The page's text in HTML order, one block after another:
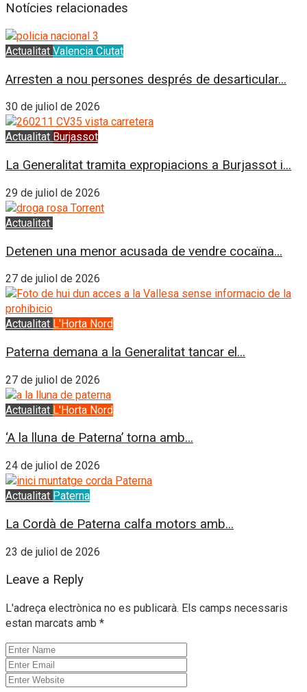
Notícies relacionades
Actualitat Valencia Ciutat
Arresten a nou persones després de desarticular...
30 de juliol de 2026
Actualitat Burjassot
La Generalitat tramita expropiacions a Burjassot i...
29 de juliol de 2026
Actualitat
Detenen una menor acusada de vendre cocaïna...
27 de juliol de 2026
Actualitat L'Horta Nord
Paterna demana a la Generalitat tancar el...
27 de juliol de 2026
Actualitat L'Horta Nord
‘A la lluna de Paterna’ torna amb...
24 de juliol de 2026
Actualitat Paterna
La Cordà de Paterna calfa motors amb...
23 de juliol de 2026
Leave a Reply
L'adreça electrònica no es publicarà. Els camps necessaris
estan marcats amb *